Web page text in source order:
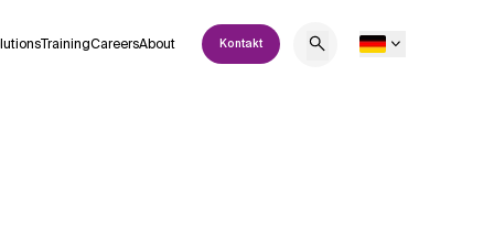
TrainingCareersAbout Kontakt